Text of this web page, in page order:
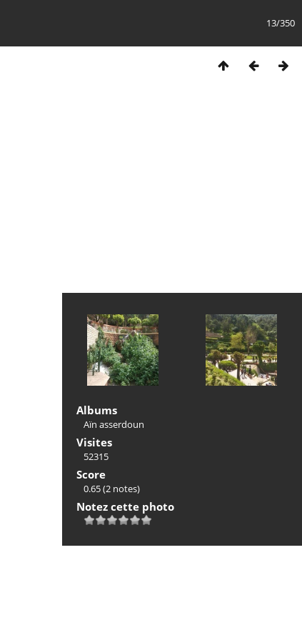
13/350
Albums
Aïn asserdoun
Visites
52315
Score
0.65(2 notes)
Notez cette photo